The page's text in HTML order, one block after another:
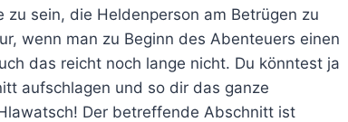
sein, die Heldenperson am Betrügen zu
wenn man zu Beginn des Abenteuers einen
das reicht noch lange nicht. Du könntest ja
aufschlagen und so dir das ganze
Der betreffende Abschnitt ist